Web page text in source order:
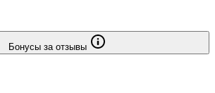
Бонусы за отзывы